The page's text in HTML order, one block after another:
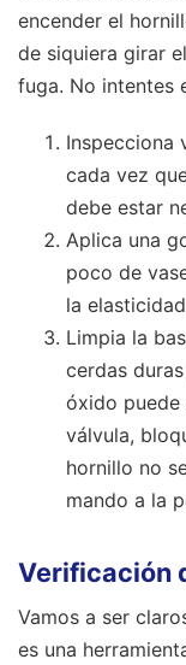
encender el
de siquiera girar
fuga. No intentes
Inspecciona
cada vez
debe estar
Aplica una
poco de
la
Limpia la
cerdas
óxido puede
válvula,
hornillo no
mando a la
Verificación
Vamos a ser
es una